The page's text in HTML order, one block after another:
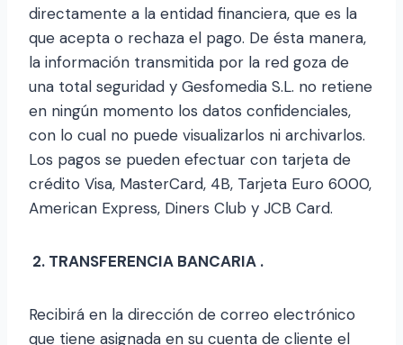
directamente a la entidad financiera, que es la
que acepta o rechaza el pago. De ésta manera,
la información transmitida por la red goza de
una total seguridad y Gesfomedia S.L. no retiene
en ningún momento los datos confidenciales,
con lo cual no puede visualizarlos ni archivarlos.
Los pagos se pueden efectuar con tarjeta de
crédito Visa, MasterCard, 4B, Tarjeta Euro 6000,
American Express, Diners Club y JCB Card.
2. TRANSFERENCIA BANCARIA .
Recibirá en la dirección de correo electrónico
que tiene asignada en su cuenta de cliente el